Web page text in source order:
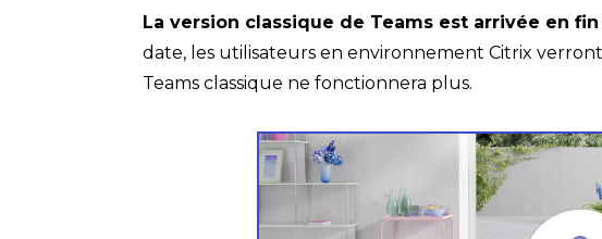
La version classique de Teams est arrivée en
date, les utilisateurs en environnement Citrix
Teams classique ne fonctionnera plus.